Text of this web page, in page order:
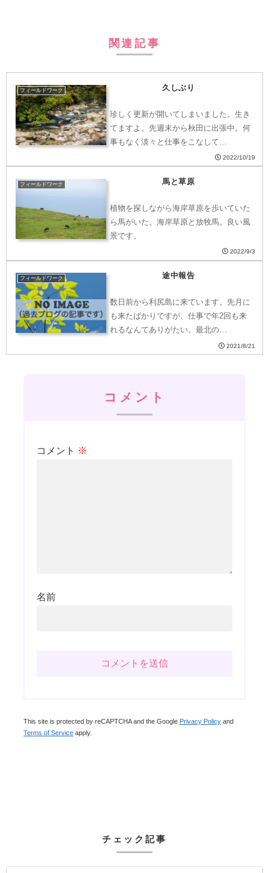
関連記事
フィールドワーク 久しぶり
珍しく更新が開いてしまいました。生き
てますよ。先週末から秋田に出張中。何
事もなく淡々と仕事をこなして…
2022/10/19
フィールドワーク 馬と草原
植物を探しながら海岸草原を歩いていた
ら馬がいた。海岸草原と放牧馬。良い風
景です。
2022/9/3
フィールドワーク 途中報告
数日前から利尻島に来ています。先月に
も来たばかりですが、仕事で年2回も来
れるなんてありがたい。最北の…
2021/8/21
コメント
コメント ※
名前
This site is protected by reCAPTCHA and the Google Privacy Policy and
Terms of Service apply.
チェック記事